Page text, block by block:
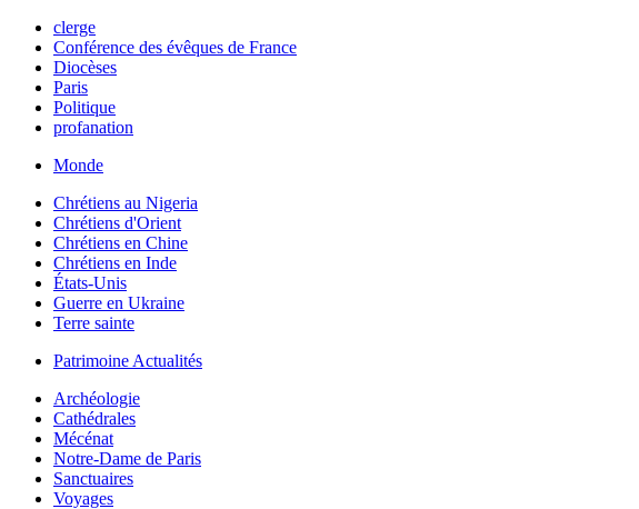
clerge
Conférence des évêques de France
Diocèses
Paris
Politique
profanation
Monde
Chrétiens au Nigeria
Chrétiens d'Orient
Chrétiens en Chine
Chrétiens en Inde
États-Unis
Guerre en Ukraine
Terre sainte
Patrimoine Actualités
Archéologie
Cathédrales
Mécénat
Notre-Dame de Paris
Sanctuaires
Voyages